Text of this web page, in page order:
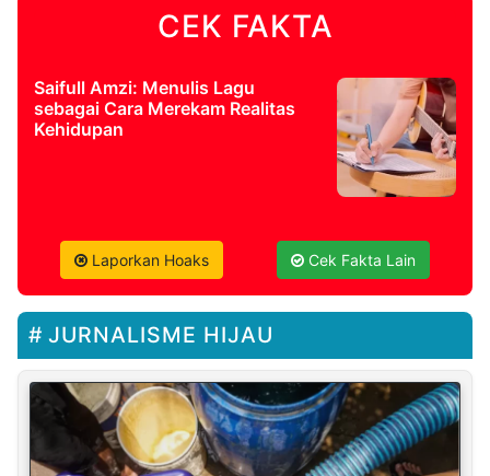
CEK FAKTA
Saifull Amzi: Menulis Lagu
sebagai Cara Merekam Realitas
Kehidupan
Laporkan Hoaks Cek Fakta Lain
JURNALISME HIJAU